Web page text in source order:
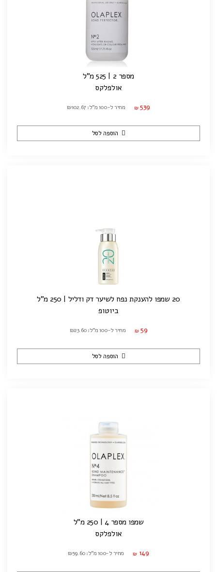
מספר 2 | 525 מ"ל
אולפלקס
₪ 539 מחיר ל-100 מ"ל: ₪102.67
הוספה לסל
20 שמפו להענקת נפח לשיער דק ודליל | 250 מ"ל
ביוטופ
₪ 59 מחיר ל-100 מ"ל: ₪23.60
הוספה לסל
שמפו מספר 4 | 250 מ"ל
אולפלקס
₪ 149 מחיר ל-100 מ"ל: ₪59.60